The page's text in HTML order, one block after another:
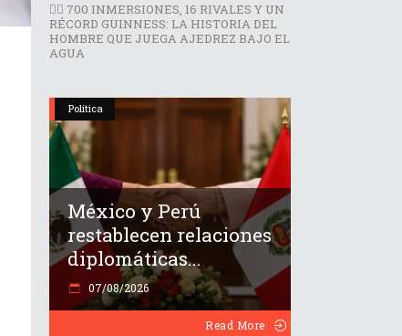
🏊‍♂️ 700 INMERSIONES, 16 RIVALES Y UN
RÉCORD GUINNESS: LA HISTORIA DEL
HOMBRE QUE JUEGA AJEDREZ BAJO EL
AGUA
Política
México y Perú
restablecen relaciones
diplomáticas...
07/08/2026
Read More